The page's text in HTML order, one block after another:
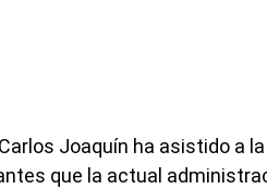
Joaquín ha asistido a
que la actual